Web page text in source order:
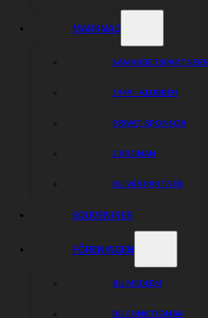
MARKNAD
SAMARBETSPARTNERS
1949 – KLUBBEN
PRIVAT-SPONSOR
2 KRONAN
BLI VÅR PARTNER
SOUVENIRER
FÖRENINGEN
BLI MEDLEM
BLI FUNKTIONÄR